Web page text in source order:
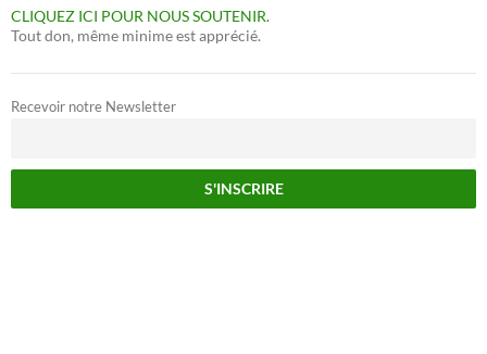
CLIQUEZ ICI POUR NOUS SOUTENIR.
Tout don, même minime est apprécié.
Recevoir notre Newsletter